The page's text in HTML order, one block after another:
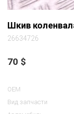
Шкив
26634726
70 $
OEM
Вид запчасти